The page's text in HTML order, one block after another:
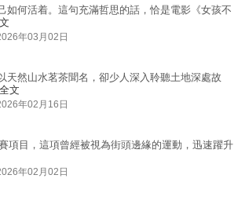
如何活着。這句充滿哲思的話，恰是電影《女孩不
年03月02日
天然山水茗茶聞名，卻少人深入聆聽土地深處故
全文
年02月16日
項目，這項曾經被視為街頭邊緣的運動，迅速躍升
年02月02日